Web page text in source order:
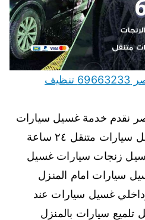
غسيل سيارات متنقل القصر 69663233 تنظيف
نقدم خدمة غسيل سيارات
غسيل سيارات بالمنزلغسيل سيارات متنقل ٢٤ ساعة
زنجات سيارات غسيل
سيارات امام المنزل
غسيل سيارات عند
سيارات بالمنزل